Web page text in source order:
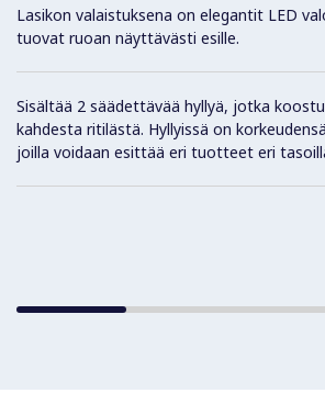
Lasikon valaistuksena on elegantit LED
tuovat ruoan näyttävästi esille.
Sisältää 2 säädettävää hyllyä, jotka
kahdesta ritilästä. Hyllyissä on
joilla voidaan esittää eri tuotteet eri